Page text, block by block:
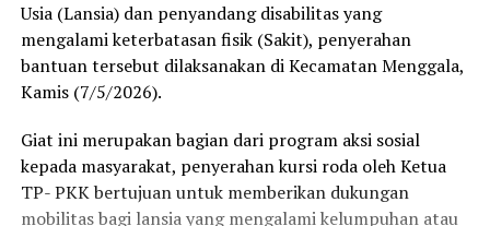
Usia (Lansia) dan penyandang disabilitas yang
mengalami keterbatasan fisik (Sakit), penyerahan
bantuan tersebut dilaksanakan di Kecamatan Menggala,
Kamis (7/5/2026).
Giat ini merupakan bagian dari program aksi sosial
kepada masyarakat, penyerahan kursi roda oleh Ketua
TP- PKK bertujuan untuk memberikan dukungan
mobilitas bagi lansia yang mengalami kelumpuhan atau